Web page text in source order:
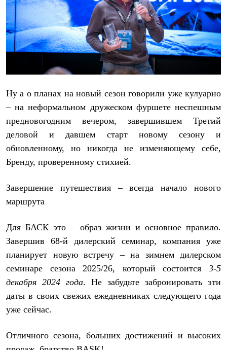
Ну а о планах на новый сезон говорили уже кулуарно
– на неформальном дружеском фуршете неспешным
предновогодним вечером, завершившем Третий
деловой и давшем старт новому сезону и
обновленному, но никогда не изменяющему себе,
Бренду, проверенному стихией.
Завершение путешествия – всегда начало нового
маршрута
Для БАСК это – образ жизни и основное правило.
Завершив 68-й дилерский семинар, компания уже
планирует новую встречу – на зимнем дилерском
семинаре сезона 2025/26, который состоится 3-5
декабря 2024 года. Не забудьте забронировать эти
даты в своих свежих ежедневниках следующего года
уже сейчас.
Отличного сезона, больших достижений и высоких